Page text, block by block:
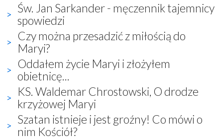
Św. Jan Sarkander - męczennik tajemnicy
spowiedzi
Czy można przesadzić z miłością do
Maryi?
Oddałem życie Maryi i złożyłem
obietnicę...
KS. Waldemar Chrostowski, O drodze
krzyżowej Maryi
Szatan istnieje i jest groźny! Co mówi o
nim Kościół?